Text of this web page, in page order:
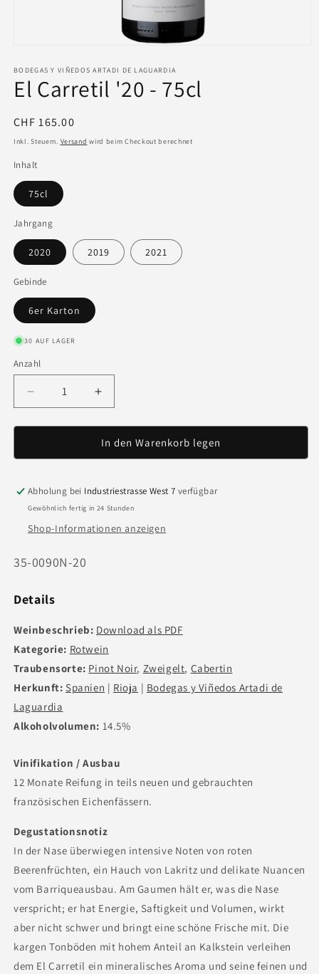
BODEGAS Y VIÑEDOS ARTADI DE LAGUARDIA
El Carretil '20 - 75cl
Normaler
Preis
CHF 165.00
Inkl. Steuern. Versand wird beim Checkout berechnet
Inhalt
75cl
Jahrgang
2020 2019 2021
Gebinde
6er Karton
30 AUF LAGER
Anzahl
Anzahl
Verringere
die
Menge
El
&#39;20
-
Erhöhe
die
Menge
für
El
&#39;20
-
In den Warenkorb legen
Abholung bei Industriestrasse West 7 verfügbar
Gewöhnlich fertig in 24 Stunden
Shop-Informationen anzeigen
Art.
35-0090N-20
Details
Weinbeschrieb: Download als PDF
Kategorie: Rotwein
Traubensorte: Pinot Noir, Zweigelt, Cabertin
Herkunft: Spanien | Rioja | Bodegas y Viñedos Artadi de
Laguardia
Alkoholvolumen: 14.5%
Vinifikation / Ausbau
12 Monate Reifung in teils neuen und gebrauchten
französischen Eichenfässern.
Degustationsnotiz
In der Nase überwiegen intensive Noten von roten
Beerenfrüchten, ein Hauch von Lakritz und delikate Nuancen
vom Barriqueausbau. Am Gaumen hält er, was die Nase
verspricht; er hat Energie, Saftigkeit und Volumen, wirkt
aber nicht schwer und bringt eine schöne Frische mit. Die
kargen Tonböden mit hohem Anteil an Kalkstein verleihen
dem El Carretil ein mineralisches Aroma und seine feinen und